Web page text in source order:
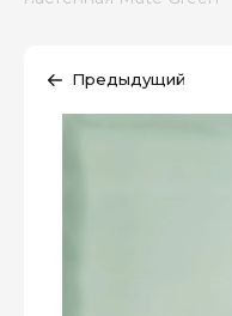
Предыдущий